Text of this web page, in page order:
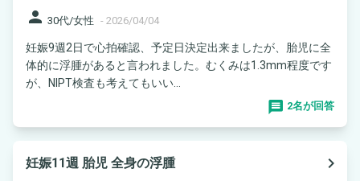
person 30代/女性 - 2026/04/04
妊娠9週2日で心拍確認、予定日決定出来ましたが、胎児に全
体的に浮腫があると言われました。むくみは1.3mm程度です
が、NIPT検査も考えてもいい...
2名が回答
妊娠11週 胎児 全身の浮腫
navigate_next